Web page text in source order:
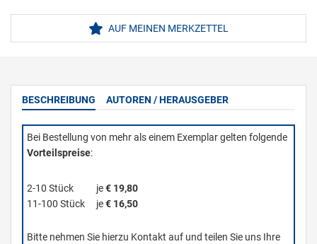
AUF MEINEN MERKZETTEL
BESCHREIBUNG AUTOREN / HERAUSGEBER
Bei Bestellung von mehr als einem Exemplar gelten folgende
Vorteilspreise:
2-10 Stück je€ 19,80
11-100 Stück
je€ 16,50
Bitte nehmen Sie hierzu Kontakt auf und teilen Sie uns Ihre